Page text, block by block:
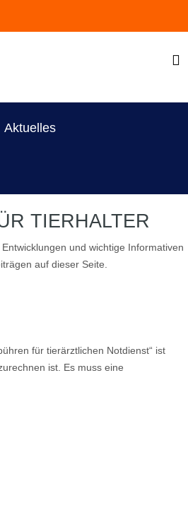
Aktuelles
TIERHALTER
und wichtige Informativen
auf dieser Seite.
für tierärztlichen Notdienst“ ist
ist. Es muss eine